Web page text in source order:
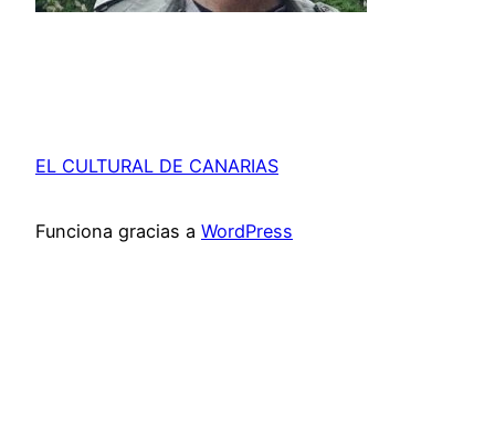
EL CULTURAL DE CANARIAS
Funciona gracias a WordPress